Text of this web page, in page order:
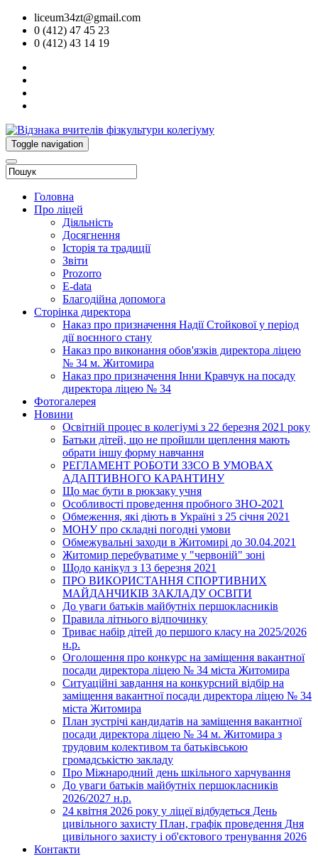
liceum34zt@gmail.com
0 (412) 47 45 23
0 (412) 43 14 19
Toggle navigation
Головна
Про ліцей
Діяльність
Досягнення
Історія та традиції
Звіти
Prozorro
E-data
Благодійна допомога
Сторінка директора
Наказ про призначення Надії Стойкової у період
дії воєнного стану
Наказ про виконання обов'язків директора ліцею
№ 34 м. Житомира
Наказ про призначення Інни Кравчук на посаду
директора ліцею № 34
Фотогалерея
Новини
Освітній процес в колегіумі з 22 березня 2021 року
Батьки дітей, що не пройшли щеплення мають
обрати іншу форму навчання
РЕГЛАМЕНТ РОБОТИ ЗЗСО В УМОВАХ
АДАПТИВНОГО КАРАНТИНУ
Що має бути в рюкзаку учня
Особливості проведення пробного ЗНО-2021
Обмеження, які діють в Україні з 25 січня 2021
МОНУ про складні погодні умови
Обмежувальні заходи в Житомирі до 30.04.2021
Житомир перебуватиме у "червоній" зоні
Щодо канікул з 13 березня 2021
ПРО ВИКОРИСТАННЯ СПОРТИВНИХ
МАЙДАНЧИКІВ ЗАКЛАДУ ОСВІТИ
До уваги батьків майбутніх першокласників
Правила літнього відпочинку
Триває набір дітей до першого класу на 2025/2026
н.р.
Оголошення про конкурс на заміщення вакантної
посади директора ліцею № 34 міста Житомира
Ситуаційні завдання на конкурсний відбір на
заміщення вакантної посади директора ліцею № 34
міста Житомира
План зустрічі кандидатів на заміщення вакантної
посади директора ліцею № 34 м. Житомира з
трудовим колективом та батьківською
громадськістю закладу
Про Міжнародний день шкільного харчування
До уваги батьків майбутніх першокласників
2026/2027 н.р.
24 квітня 2026 року у ліцеї відбудеться День
цивільного захисту План, графік проведення Дня
цивільного захисту і об'єктового тренування 2026
Контакти